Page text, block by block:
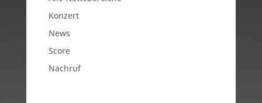
Konzert
News
Score
Nachruf